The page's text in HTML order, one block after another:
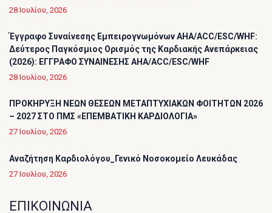
28 Ιουλίου, 2026
Έγγραφο Συναίνεσης Εμπειρογνωμόνων AHA/ACC/ESC/WHF:
Δεύτερος Παγκόσμιος Ορισμός της Καρδιακής Ανεπάρκειας
(2026): ΕΓΓΡΑΦΟ ΣΥΝΑΙΝΕΣΗΣ AHA/ACC/ESC/WHF
28 Ιουλίου, 2026
ΠΡΟΚΗΡΥΞΗ ΝΕΩΝ ΘΕΣΕΩΝ ΜΕΤΑΠΤΥΧΙΑΚΩΝ ΦΟΙΤΗΤΩΝ 2026
– 2027 ΣΤΟ ΠΜΣ «ΕΠΕΜΒΑΤΙΚΗ ΚΑΡΔΙΟΛΟΓΙΑ»
27 Ιουλίου, 2026
Αναζήτηση Καρδιολόγου_Γενικό Νοσοκομείο Λευκάδας
27 Ιουλίου, 2026
ΕΠΙΚΟΙΝΩΝΙΑ